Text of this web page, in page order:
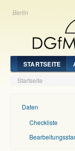
Berlin
STARTSEITE
Startseite
Daten
Checkliste